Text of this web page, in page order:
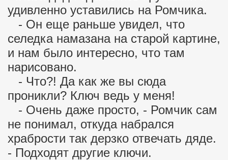
удивленно уставились на Ромчика.
- Он еще раньше увидел, что
селедка намазана на старой картине,
и нам было интересно, что там
нарисовано.
- Что?! Да как же вы сюда
проникли? Ключ ведь у меня!
- Очень даже просто, - Ромчик сам
не понимал, откуда набрался
храбрости так дерзко отвечать дяде.
- Подходят другие ключи.